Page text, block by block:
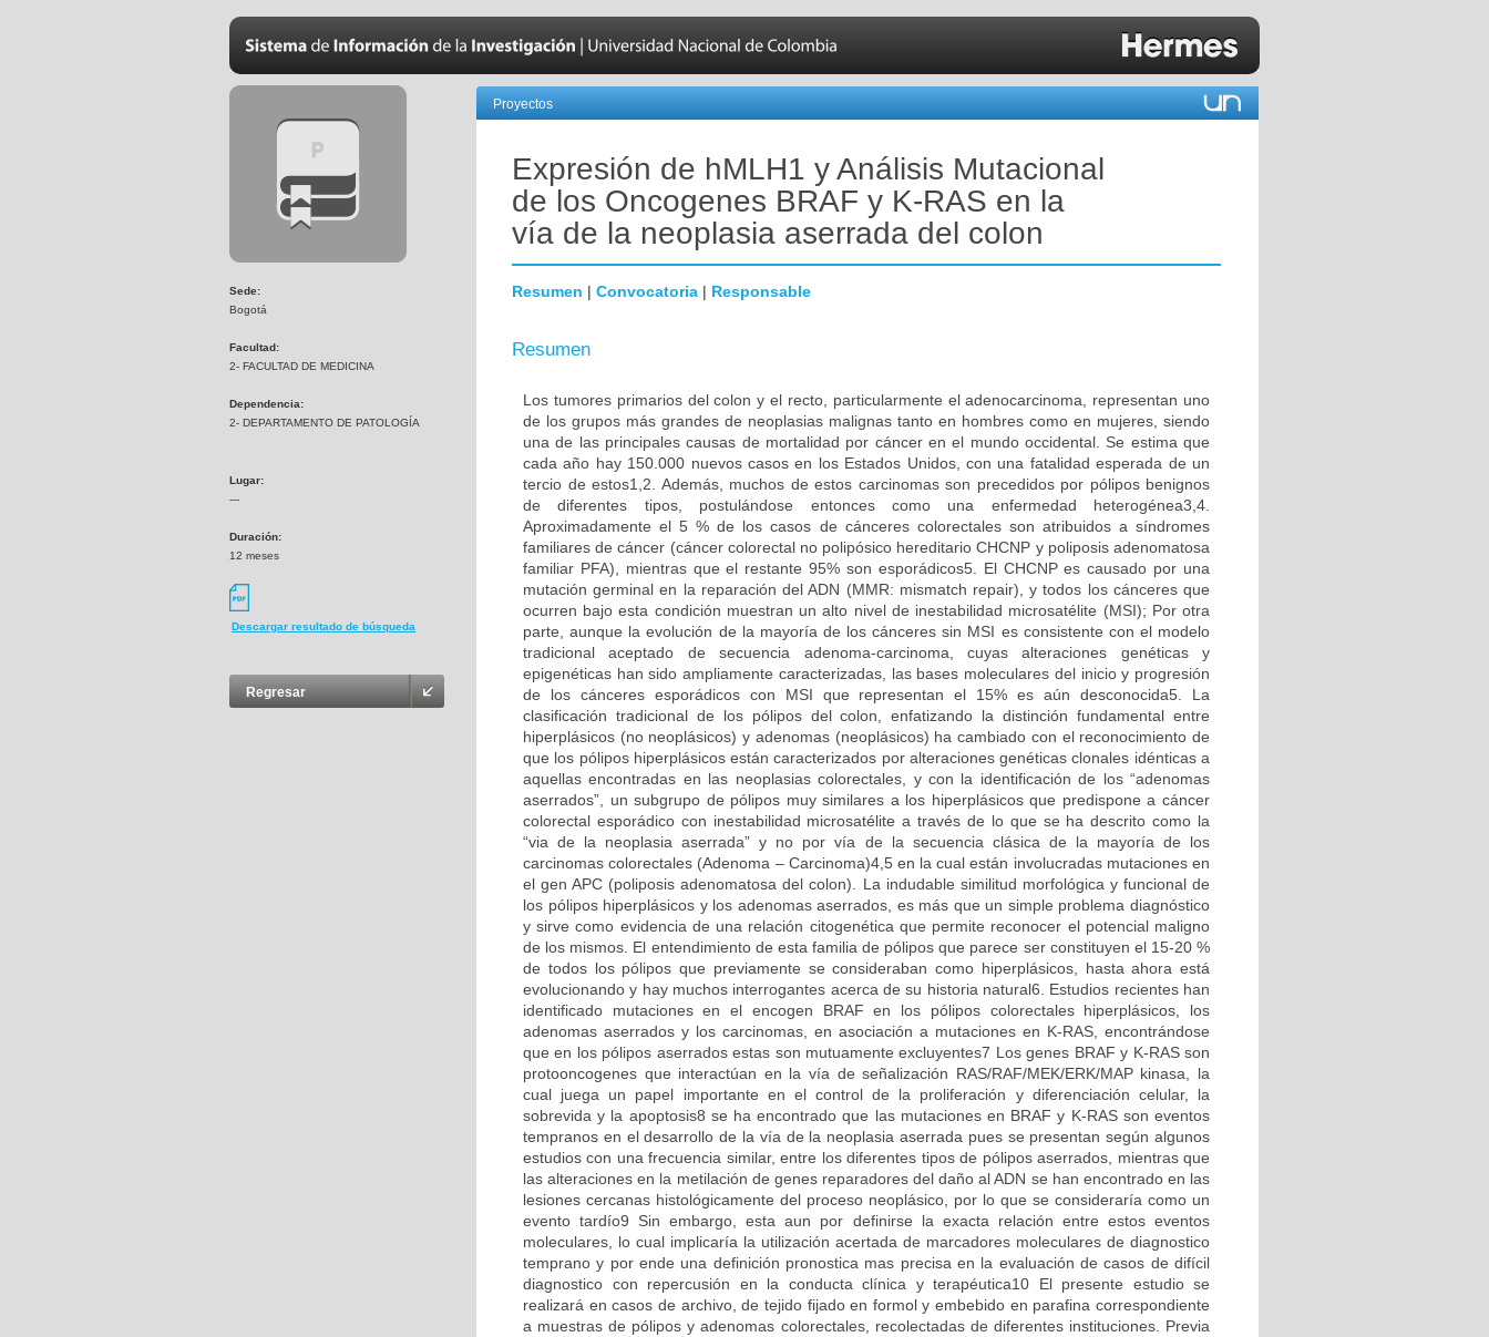
Sede:
Bogotá
Facultad:
2- FACULTAD DE MEDICINA
Dependencia:
2- DEPARTAMENTO DE PATOLOGÍA
Lugar:
---
Duración:
12 meses
Descargar resultado de búsqueda
Regresar
Proyectos
Expresión de hMLH1 y Análisis Mutacional
de los Oncogenes BRAF y K-RAS en la
vía de la neoplasia aserrada del colon
Resumen | Convocatoria | Responsable
Resumen
Los tumores primarios del colon y el recto, particularmente el adenocarcinoma, representan uno
de los grupos más grandes de neoplasias malignas tanto en hombres como en mujeres, siendo
una de las principales causas de mortalidad por cáncer en el mundo occidental. Se estima que
cada año hay 150.000 nuevos casos en los Estados Unidos, con una fatalidad esperada de un
tercio de estos1,2. Además, muchos de estos carcinomas son precedidos por pólipos benignos
de diferentes tipos, postulándose entonces como una enfermedad heterogénea3,4.
Aproximadamente el 5 % de los casos de cánceres colorectales son atribuidos a síndromes
familiares de cáncer (cáncer colorectal no polipósico hereditario CHCNP y poliposis adenomatosa
familiar PFA), mientras que el restante 95% son esporádicos5. El CHCNP es causado por una
mutación germinal en la reparación del ADN (MMR: mismatch repair), y todos los cánceres que
ocurren bajo esta condición muestran un alto nivel de inestabilidad microsatélite (MSI); Por otra
parte, aunque la evolución de la mayoría de los cánceres sin MSI es consistente con el modelo
tradicional aceptado de secuencia adenoma-carcinoma, cuyas alteraciones genéticas y
epigenéticas han sido ampliamente caracterizadas, las bases moleculares del inicio y progresión
de los cánceres esporádicos con MSI que representan el 15% es aún desconocida5. La
clasificación tradicional de los pólipos del colon, enfatizando la distinción fundamental entre
hiperplásicos (no neoplásicos) y adenomas (neoplásicos) ha cambiado con el reconocimiento de
que los pólipos hiperplásicos están caracterizados por alteraciones genéticas clonales idénticas a
aquellas encontradas en las neoplasias colorectales, y con la identificación de los “adenomas
aserrados”, un subgrupo de pólipos muy similares a los hiperplásicos que predispone a cáncer
colorectal esporádico con inestabilidad microsatélite a través de lo que se ha descrito como la
“via de la neoplasia aserrada” y no por vía de la secuencia clásica de la mayoría de los
carcinomas colorectales (Adenoma – Carcinoma)4,5 en la cual están involucradas mutaciones en
el gen APC (poliposis adenomatosa del colon). La indudable similitud morfológica y funcional de
los pólipos hiperplásicos y los adenomas aserrados, es más que un simple problema diagnóstico
y sirve como evidencia de una relación citogenética que permite reconocer el potencial maligno
de los mismos. El entendimiento de esta familia de pólipos que parece ser constituyen el 15-20 %
de todos los pólipos que previamente se consideraban como hiperplásicos, hasta ahora está
evolucionando y hay muchos interrogantes acerca de su historia natural6. Estudios recientes han
identificado mutaciones en el encogen BRAF en los pólipos colorectales hiperplásicos, los
adenomas aserrados y los carcinomas, en asociación a mutaciones en K-RAS, encontrándose
que en los pólipos aserrados estas son mutuamente excluyentes7 Los genes BRAF y K-RAS son
protooncogenes que interactúan en la vía de señalización RAS/RAF/MEK/ERK/MAP kinasa, la
cual juega un papel importante en el control de la proliferación y diferenciación celular, la
sobrevida y la apoptosis8 se ha encontrado que las mutaciones en BRAF y K-RAS son eventos
tempranos en el desarrollo de la vía de la neoplasia aserrada pues se presentan según algunos
estudios con una frecuencia similar, entre los diferentes tipos de pólipos aserrados, mientras que
las alteraciones en la metilación de genes reparadores del daño al ADN se han encontrado en las
lesiones cercanas histológicamente del proceso neoplásico, por lo que se consideraría como un
evento tardío9 Sin embargo, esta aun por definirse la exacta relación entre estos eventos
moleculares, lo cual implicaría la utilización acertada de marcadores moleculares de diagnostico
temprano y por ende una definición pronostica mas precisa en la evaluación de casos de difícil
diagnostico con repercusión en la conducta clínica y terapéutica10 El presente estudio se
realizará en casos de archivo, de tejido fijado en formol y embebido en parafina correspondiente
a muestras de pólipos y adenomas colorectales, recolectadas de diferentes instituciones. Previa